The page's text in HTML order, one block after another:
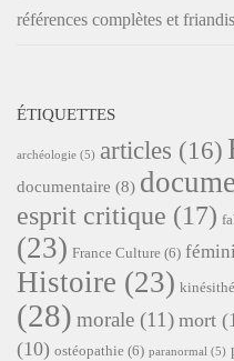
références complètes et
ÉTIQUETTES
archéologie (5) articles (16)
documentaire (8)
esprit critique (17)
(23) France Culture (6)
Histoire (23)
(28) morale (11) mort
(10) ostéopathie (6) paranormal (5)